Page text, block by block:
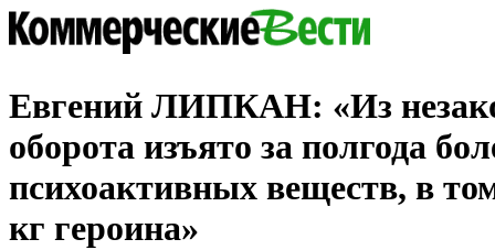
Евгений ЛИПКАН: «Из
оборота изъято за полгода
психоактивных веществ, в
кг героина»